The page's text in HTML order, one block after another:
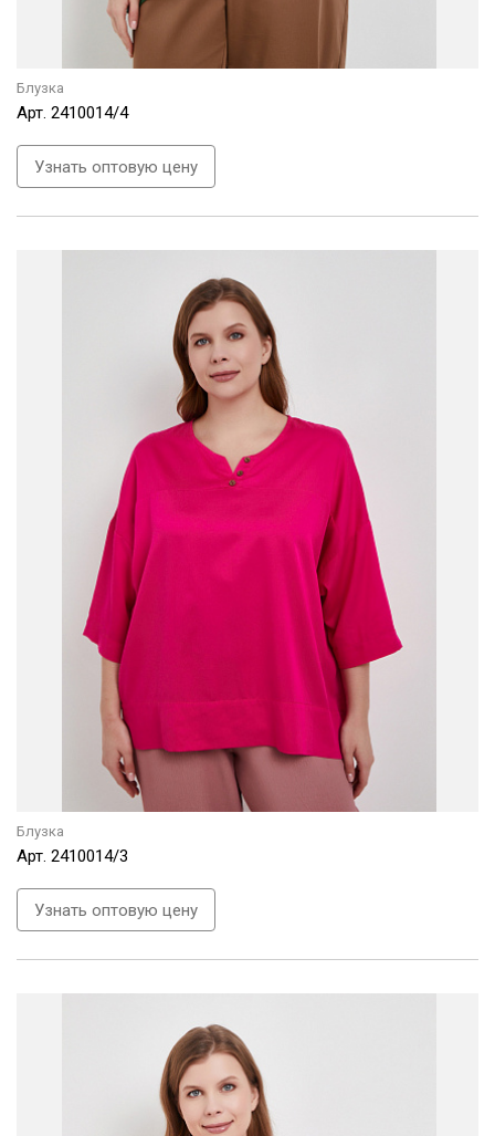
Блузка
Арт. 2410014/4
Узнать оптовую цену
Блузка
Арт. 2410014/3
Узнать оптовую цену